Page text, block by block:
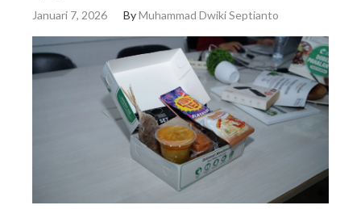
Januari 7, 2026 ByMuhammad Dwiki Septianto